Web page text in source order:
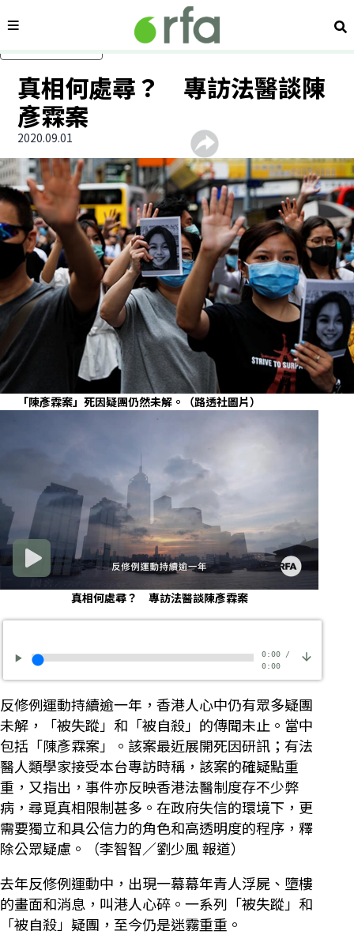
內容分類 搜
真相何處尋？ 專訪法醫談陳
彥霖案
2020.09.01
「陳彥霖案」死因疑團仍然未解。（路透社圖片）
真相何處尋？ 專訪法醫談陳彥霖案
0:00/
0:00
反修例運動持續逾一年，香港人心中仍有眾多疑團
未解，「被失蹤」和「被自殺」的傳聞未止。當中
包括「陳彥霖案」。該案最近展開死因研訊；有法
醫人類學家接受本台專訪時稱，該案的確疑點重
重，又指出，事件亦反映香港法醫制度存不少弊
病，尋覓真相限制甚多。在政府失信的環境下，更
需要獨立和具公信力的角色和高透明度的程序，釋
除公眾疑慮。（李智智／劉少風 報道）
去年反修例運動中，出現一幕幕年青人浮屍、墮樓
的畫面和消息，叫港人心碎。一系列「被失蹤」和
「被自殺」疑團，至今仍是迷霧重重。